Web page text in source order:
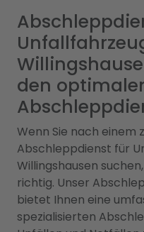
den
Wenn Sie nach einem
Abschleppdienst für
Willingshausen
richtig. Unser
bietet Ihnen eine
spezialisierten